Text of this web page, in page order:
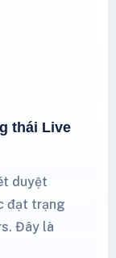
thái Live
duyệt
đạt trạng
Đây là